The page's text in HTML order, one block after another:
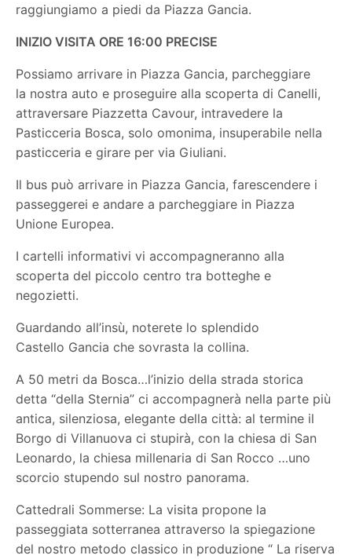
raggiungiamo a piedi da Piazza Gancia.
INIZIO VISITA ORE 16:00 PRECISE
Possiamo arrivare in Piazza Gancia, parcheggiare
la nostra auto e proseguire alla scoperta di Canelli,
attraversare Piazzetta Cavour, intravedere la
Pasticceria Bosca, solo omonima, insuperabile nella
pasticceria e girare per via Giuliani.
Il bus può arrivare in Piazza Gancia, farescendere i
passeggerei e andare a parcheggiare in Piazza
Unione Europea.
I cartelli informativi vi accompagneranno alla
scoperta del piccolo centro tra botteghe e
negozietti.
Guardando all’insù, noterete lo splendido
Castello Gancia che sovrasta la collina.
A 50 metri da Bosca…l’inizio della strada storica
detta “della Sternia” ci accompagnerà nella parte più
antica, silenziosa, elegante della città: al termine il
Borgo di Villanuova ci stupirà, con la chiesa di San
Leonardo, la chiesa millenaria di San Rocco …uno
scorcio stupendo sul nostro panorama.
Cattedrali Sommerse: La visita propone la
passeggiata sotterranea attraverso la spiegazione
del nostro metodo classico in produzione “ La riserva